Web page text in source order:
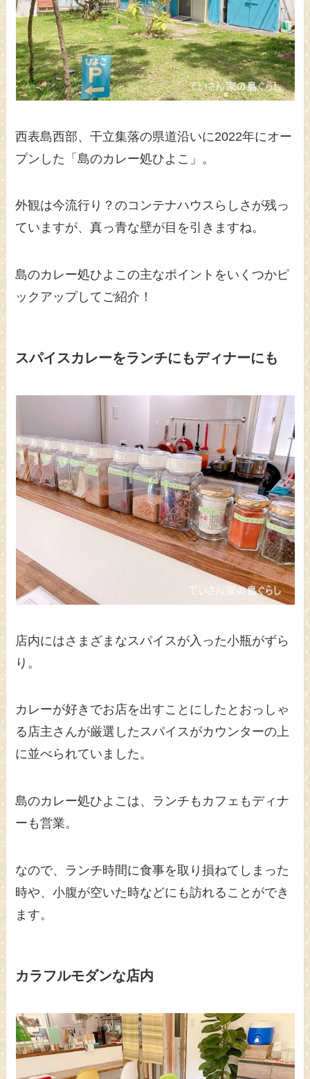
西表島西部、干立集落の県道沿いに2022年にオー
プンした「島のカレー処ひよこ」。
外観は今流行り？のコンテナハウスらしさが残っ
ていますが、真っ青な壁が目を引きますね。
島のカレー処ひよこの主なポイントをいくつかピ
ックアップしてご紹介！
スパイスカレーをランチにもディナーにも
店内にはさまざまなスパイスが入った小瓶がずら
り。
カレーが好きでお店を出すことにしたとおっしゃ
る店主さんが厳選したスパイスがカウンターの上
に並べられていました。
島のカレー処ひよこは、ランチもカフェもディナ
ーも営業。
なので、ランチ時間に食事を取り損ねてしまった
時や、小腹が空いた時などにも訪れることができ
ます。
カラフルモダンな店内